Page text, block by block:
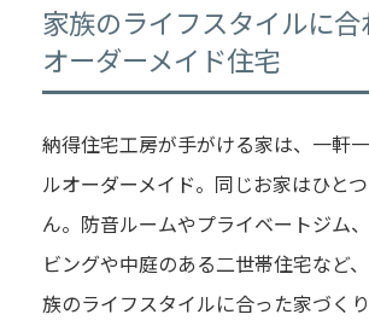
家族のライフスタイルに
オーダーメイド住宅
納得住宅工房が手がける家は、一軒
ルオーダーメイド。同じお家はひと
ん。防音ルームやプライベートジム
ビングや中庭のある二世帯住宅など
族のライフスタイルに合った家づく